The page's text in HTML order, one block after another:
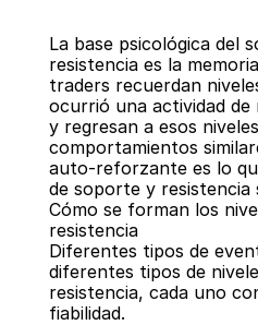
La base psicológica del
resistencia es la
traders recuerdan
ocurrió una actividad de
y regresan a esos
comportamientos
auto-reforzante es lo
de soporte y resistencia
Cómo se forman los
resistencia
Diferentes tipos de
diferentes tipos de
resistencia, cada uno
fiabilidad.